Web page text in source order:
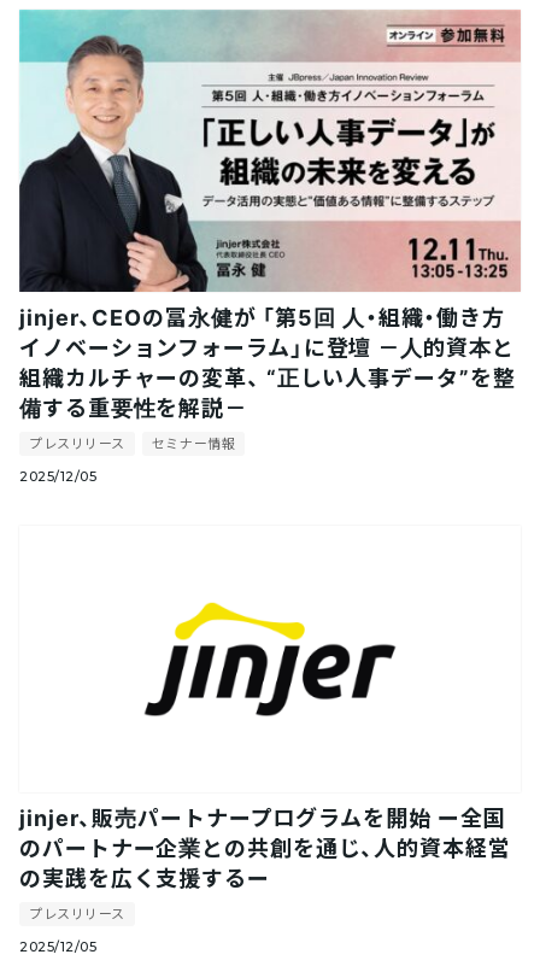
jinjer、CEOの冨永健が 「第5回 人・組織・働き方
イノベーションフォーラム」に登壇 －人的資本と
組織カルチャーの変革、 “正しい人事データ”を整
備する重要性を解説－
プレスリリース セミナー情報
2025/12/05
jinjer、販売パートナープログラムを開始 ー全国
のパートナー企業との共創を通じ、人的資本経営
の実践を広く支援するー
プレスリリース
2025/12/05